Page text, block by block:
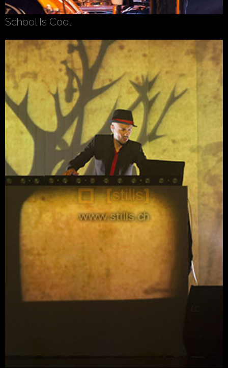
School Is Cool